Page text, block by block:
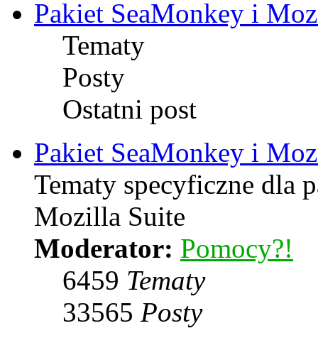
Pakiet SeaMonkey i
Tematy
Posty
Ostatni post
Pakiet SeaMonkey i
Tematy specyficzne dla
Mozilla Suite
Moderator: Pomocy?!
6459 Tematy
33565 Posty